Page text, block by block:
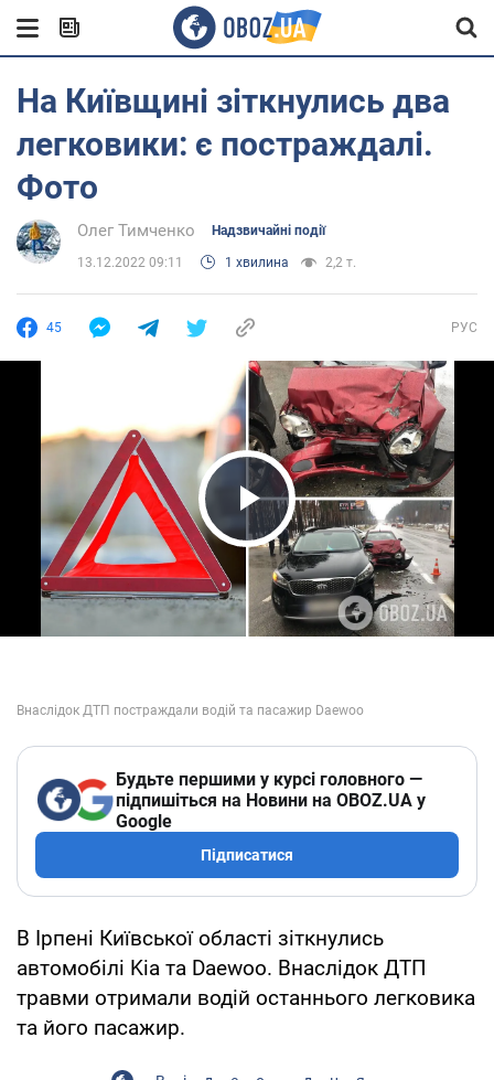
На Київщині зіткнулись два
легковики: є постраждалі.
Фото
Олег Тимченко Надзвичайні події
13.12.2022 09:11 1 хвилина 2,2 т.
45 РУС
Play Video
Будьте першими у курсі головного —
підпишіться на Новини на OBOZ.UA у
Google
Підписатися
В Ірпені Київської області зіткнулись
автомобілі Kia та Daewoo. Внаслідок ДТП
травми отримали водій останнього легковика
та його пасажир.